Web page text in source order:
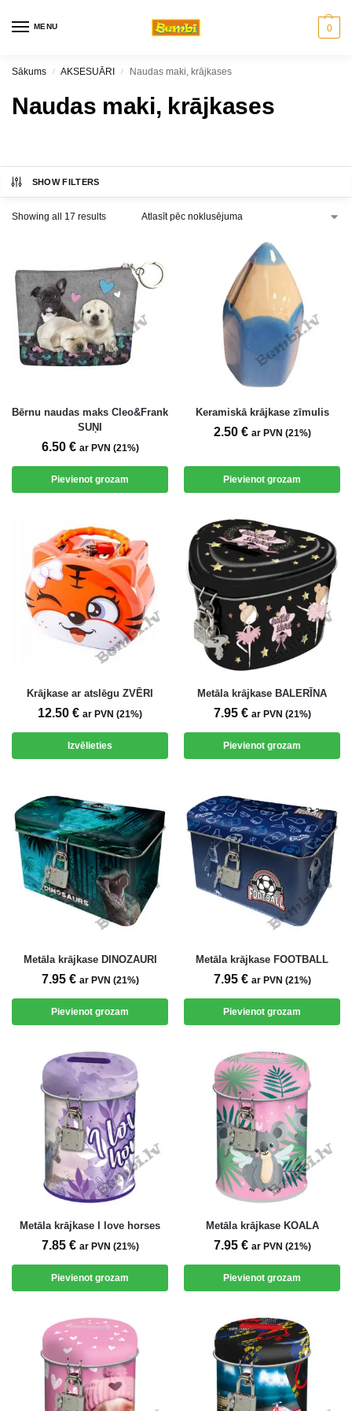
MENU 0
Sākums / AKSESUĀRI / Naudas maki, krājkases
Naudas maki, krājkases
SHOW FILTERS
Showing all 17 results
Bērnu naudas maks Cleo&Frank
SUŅI
6.50 € ar PVN (21%)
Pievienot grozam
Keramiskā krājkase zīmulis
2.50 € ar PVN (21%)
Pievienot grozam
Krājkase ar atslēgu ZVĒRI
12.50 € ar PVN (21%)
Izvēlieties
Metāla krājkase BALERĪNA
7.95 € ar PVN (21%)
Pievienot grozam
Metāla krājkase DINOZAURI
7.95 € ar PVN (21%)
Pievienot grozam
Metāla krājkase FOOTBALL
7.95 € ar PVN (21%)
Pievienot grozam
Metāla krājkase I love horses
7.85 € ar PVN (21%)
Pievienot grozam
Metāla krājkase KOALA
7.95 € ar PVN (21%)
Pievienot grozam